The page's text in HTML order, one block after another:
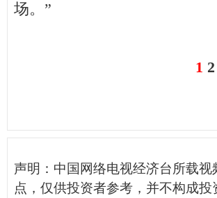
场。”
1 2
声明：中国网络电视经济台所载
点，仅供投资者参考，并不构成